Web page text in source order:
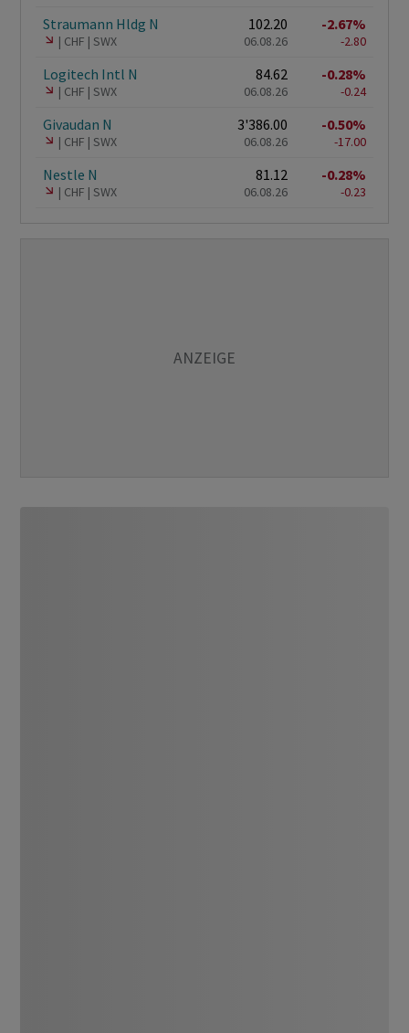
Straumann Hldg N
CHF SWX
102.20
06.08.26
-2.67%
-2.80
Logitech Intl N
CHF SWX
84.62
06.08.26
-0.28%
-0.24
Givaudan N
CHF SWX
3'386.00
06.08.26
-0.50%
-17.00
Nestle N
CHF SWX
81.12
06.08.26
-0.28%
-0.23